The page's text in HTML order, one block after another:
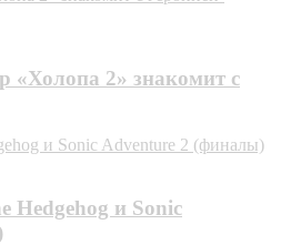
«Холопа 2» знакомит с
и Sonic Adventure 2 (финалы)
Hedgehog и Sonic